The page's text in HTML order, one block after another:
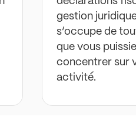
gestion
s’occupe de
que vous
concentrer sur
activité.